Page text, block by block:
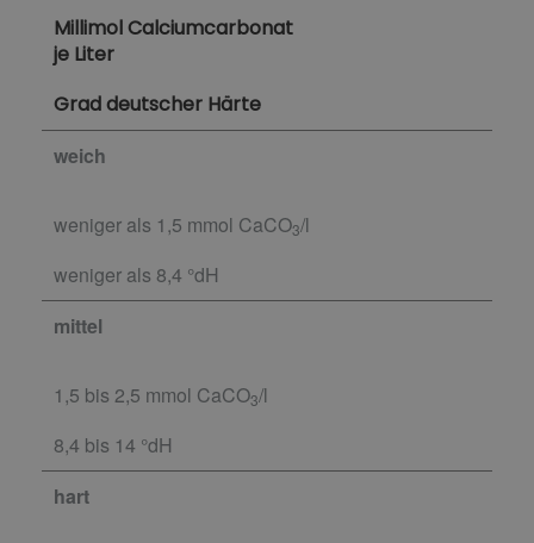
Millimol Calciumcarbonat
je Liter
Grad deutscher Härte
weich
weniger als 1,5 mmol CaCO3/l
weniger als 8,4 °dH
mittel
1,5 bis 2,5 mmol CaCO3/l
8,4 bis 14 °dH
hart